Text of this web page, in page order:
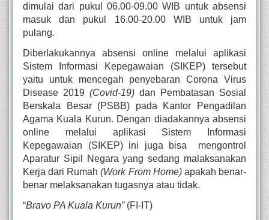
dimulai dari pukul 06.00-09.00 WIB untuk absensi
masuk dan pukul 16.00-20.00 WIB untuk jam
pulang.
Diberlakukannya absensi online melalui aplikasi
Sistem Informasi Kepegawaian (SIKEP) tersebut
yaitu untuk mencegah penyebaran Corona Virus
Disease 2019 (Covid-19) dan Pembatasan Sosial
Berskala Besar (PSBB) pada Kantor Pengadilan
Agama Kuala Kurun. Dengan diadakannya absensi
online melalui aplikasi Sistem Informasi
Kepegawaian (SIKEP) ini juga bisa  mengontrol
Aparatur Sipil Negara yang sedang malaksanakan
Kerja dari Rumah (Work From Home) apakah benar-
benar melaksanakan tugasnya atau tidak.
“Bravo PA Kuala Kurun” (FI-IT)